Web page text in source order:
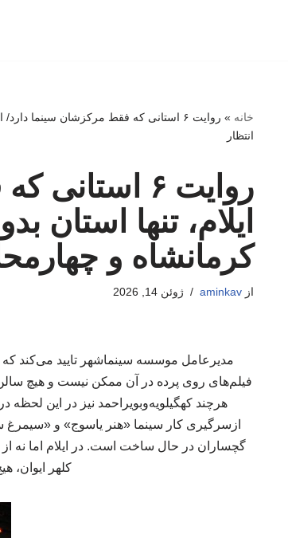
خانه »
روایت ۶ استانی که فقط مرکزشان سینما
انتظار
روایت ۶
ایلام، تنها استان
کرمانشاه و
ازaminkav ژوئن 14, 2026
فیلم‌های روی پرده در آن ممکن نیست و هیچ
هرچند کهگیلویه‌وبویراحمد نیز در این
ازسرگیری کار سینما «هنر یاسوج» و
گچساران در حال ساخت است. در ایلام اما نه از
کلهر ایوان،